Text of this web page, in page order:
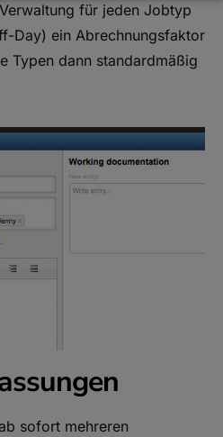
für jeden Jobtyp
Day) ein Abrechnungsfaktor
Typen dann standardmäßig
sofort mehreren